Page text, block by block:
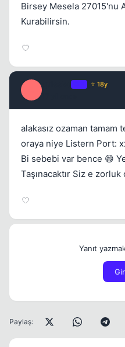
Birsey Mesela 27015'nu
Kurabilirsin.
⭐ 18y
alakasız ozaman tamam
oraya niye Listern Port:
Bi sebebi var bence 😄
Taşınacaktır Siz e
Yanıt
Paylaş: